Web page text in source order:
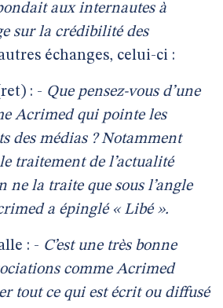
aux internautes à
sur la crédibilité des
échanges, celui-ci :
: - Que pensez-vous d’une
Acrimed qui pointe les
des médias ? Notamment
traitement de l’actualité
ne la traite que sous l’angle
a épinglé « Libé ».
: - C’est une très bonne
comme Acrimed
tout ce qui est écrit ou diffusé